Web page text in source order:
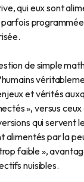
qui eux sont
parfois
de simple
et vérités
», versus ceux
qui servent
alimentés par la
faible »,
nuisibles.